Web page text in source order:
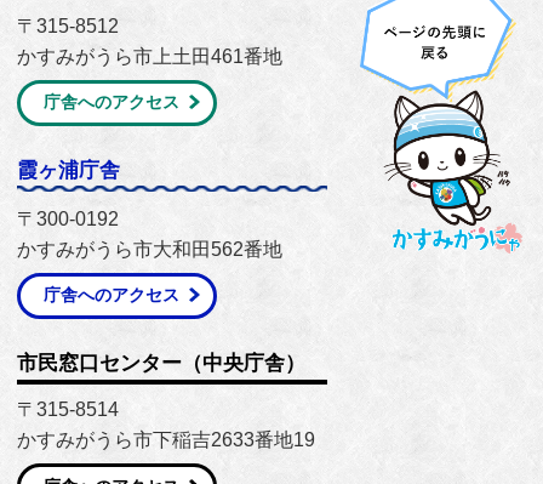
〒315-8512
かすみがうら市上土田461番地
庁舎へのアクセス
霞ヶ浦庁舎
〒300-0192
かすみがうら市大和田562番地
庁舎へのアクセス
市民窓口センター（中央庁舎）
〒315-8514
かすみがうら市下稲吉2633番地19